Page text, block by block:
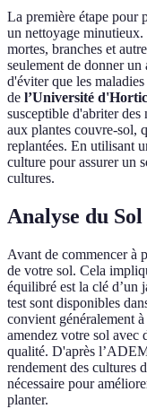
La première étape pour
un nettoyage
mortes, branches et
seulement de donner un
d'éviter que les
de l’Université
susceptible d'abriter
aux plantes couvre-sol,
replantées. En utilisant
culture pour assurer un
cultures.
Analyse du Sol
Avant de commencer à
de votre sol. Cela
équilibré est la clé d’un
test sont disponibles
convient généralement
amendez votre sol avec
qualité. D'après
rendement des cultures
nécessaire pour
planter.